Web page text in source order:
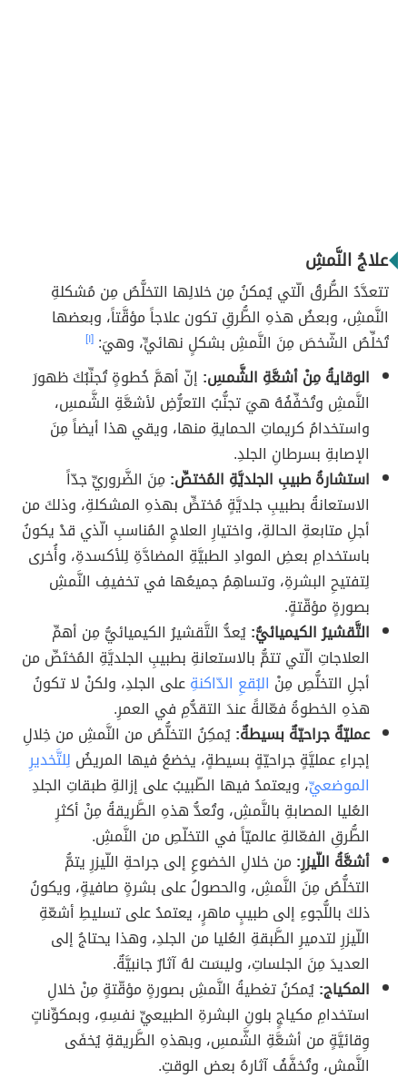
علاجُ النَّمشِ
تتعدَّدُ الطُّرقُ الّتي يُمكنُ مِن خلالِها التخلُّصُ مِن مُشكلةِ
النَّمشِ، وبعضُ هذهِ الطُّرقِ تكون علاجاً مؤقَّتاً، وبعضها
تُخلِّصُ الشّخصَ مِنَ النَّمشِ بشكلٍ نهائيٍّ، وهيَ: [١]
الوقايةُ مِنْ أشعَّةِ الشَّمسِ: إنّ أهمَّ خُطوةٍ تُجنِّبُكَ ظهورَ
النَّمشِ وتُخفِّفُهُ هيَ تجنُّبُ التعرُّضِ لأشعَّةِ الشَّمسِ،
واستخدامُ كريماتِ الحمايةِ منها، ويقي هذا أيضاً مِنَ
الإصابةِ بسرطانِ الجلدِ.
استشارةُ طبيبِ الجلديَّةِ المُختصِّ: مِنَ الضَّروريِّ جدّاً
الاستعانةُ بطبيبِ جلديَّةٍ مُختصٍّ بهذهِ المشكلةِ، وذلكَ من
أجلِ متابعةِ الحالةِ، واختيارِ العلاجِ المُناسبِ الّذي قدْ يكونُ
باستخدامِ بعضِ الموادِ الطبيَّةِ المضادَّةِ لِلأكسدةِ، وأُخرى
لِتفتيحِ البشرةِ، وتساهِمُ جميعُها في تخفيفِ النَّمشِ
بصورةٍ مؤقّتةٍ.
التَّقشيرُ الكيميائيُّ:يُعدُّ التَّقشيرُ الكيميائيُّ مِن أهمِّ
العلاجاتِ الّتي تتمُّ بالاستعانةِ بطبيبِ الجلديَّةِ المُختَصِّ من
أجلِ التخلُّصِ مِنْ البُقعِ الدّاكنةِعلى الجلدِ، ولكنْ لا تكونُ
هذهِ الخطوةُ فعّالةً عندَ التقدُّمِ في العمرِ.
عمليّةٌ جراحيّةٌ بسيطةٌ:يُمكِنُ التخلُّصُ من النَّمشِ من خِلالِ
إجراءِ عمليَّةٍ جراحيّةٍ بسيطةٍ، يخضعُ فيها المريضُ لِلتَّخديرِ
الموضعيِّ، ويعتمدُ فيها الطّبيبُ على إزالةِ طبقاتِ الجلدِ
العُليا المصابةِ بالنَّمشِ، وتُعدُّ هذهِ الطَّريقةُ مِنْ أكثرِ
الطُّرقِ الفعّالةِ عالميّاً في التخلّصِ من النَّمشِ.
أشعَّةُ اللّيزرِ: من خلالِ الخضوعِ إلى جراحةِ اللّيزرِ يتمُّ
التخلُّصُ مِنَ النَّمشِ، والحصولُ على بشرةٍ صافيةٍ، ويكونُ
ذلكَ باللُّجوءِ إلى طبيبٍ ماهرٍ، يعتمدُ على تسليطِ أشعّةِ
اللّيزرِ لتدميرِ الطَّبقةِ العُليا من الجلدِ، وهذا يحتاجُ إلى
العديدَ مِنَ الجلساتِ، وليسَت لهُ آثارٌ جانبيَّةٌ.
المكياج:يُمكنُ تغطيةُ النَّمشِ بصورةٍ مؤقّتةٍ مِنْ خلالِ
استخدامِ مكياجٍ بلونِ البشرةِ الطبيعيِّ نفسِهِ، وبمكوِّناتٍ
وِقائيَّةٍ من أشعَّةِ الشَّمسِ، وبهذهِ الطَّريقةِ يُخفَى
النَّمش، وتُخفَّفُ آثارهُ بعض الوقتِ.